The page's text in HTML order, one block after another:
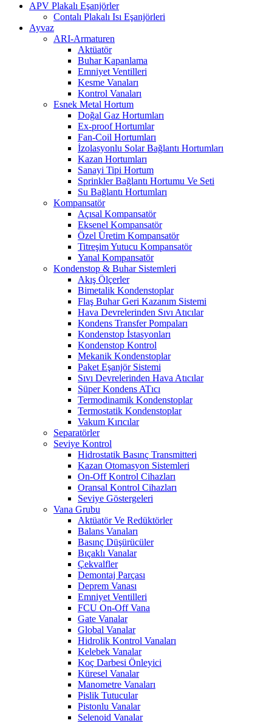
APV Plakalı Eşanjörler
Contalı Plakalı Isı Eşanjörleri
Ayvaz
ARI-Armaturen
Aktüatör
Buhar Kapanlama
Emniyet Ventilleri
Kesme Vanaları
Kontrol Vanaları
Esnek Metal Hortum
Doğal Gaz Hortumları
Ex-proof Hortumlar
Fan-Coil Hortumları
İzolasyonlu Solar Bağlantı Hortumları
Kazan Hortumları
Sanayi Tipi Hortum
Sprinkler Bağlantı Hortumu Ve Seti
Su Bağlantı Hortumları
Kompansatör
Açısal Kompansatör
Eksenel Kompansatör
Özel Üretim Kompansatör
Titreşim Yutucu Kompansatör
Yanal Kompansatör
Kondenstop & Buhar Sistemleri
Akış Ölçerler
Bimetalik Kondenstoplar
Flaş Buhar Geri Kazanım Sistemi
Hava Devrelerinden Sıvı Atıcılar
Kondens Transfer Pompaları
Kondenstop İstasyonları
Kondenstop Kontrol
Mekanik Kondenstoplar
Paket Eşanjör Sistemi
Sıvı Devrelerinden Hava Atıcılar
Süper Kondens ATıcı
Termodinamik Kondenstoplar
Termostatik Kondenstoplar
Vakum Kırıcılar
Separatörler
Seviye Kontrol
Hidrostatik Basınç Transmitteri
Kazan Otomasyon Sistemleri
On-Off Kontrol Cihazları
Oransal Kontrol Cihazları
Seviye Göstergeleri
Vana Grubu
Aktüatör Ve Redüktörler
Balans Vanaları
Basınç Düşürücüler
Bıçaklı Vanalar
Çekvalfler
Demontaj Parçası
Deprem Vanası
Emniyet Ventilleri
FCU On-Off Vana
Gate Vanalar
Global Vanalar
Hidrolik Kontrol Vanaları
Kelebek Vanalar
Koç Darbesi Önleyici
Küresel Vanalar
Manometre Vanaları
Pislik Tutucular
Pistonlu Vanalar
Selenoid Vanalar